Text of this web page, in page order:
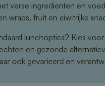
verse ingrediënten en
wraps, fruit en eiwitrijke
lunchopties? Kies
en gezonde
ook gevarieerd en